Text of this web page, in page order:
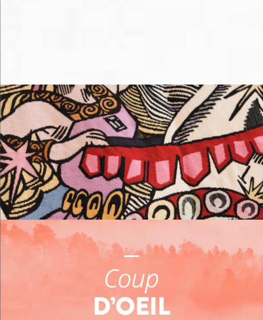
Me loger
Me restaurer